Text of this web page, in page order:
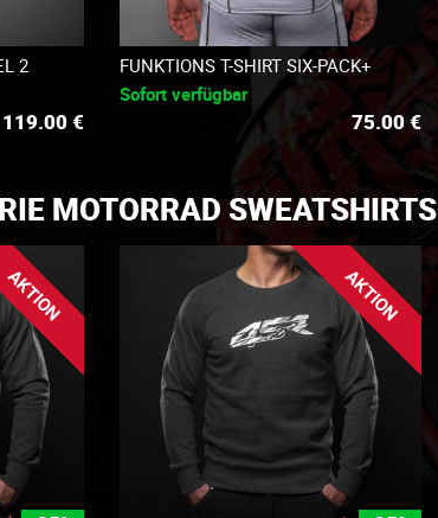
2
119.00€
FUNKTIONS T-SHIRT SIX-PACK+
Sofort verfügbar
75.00€
MOTORRAD SWEATSHIRTS
AKTION AKTION